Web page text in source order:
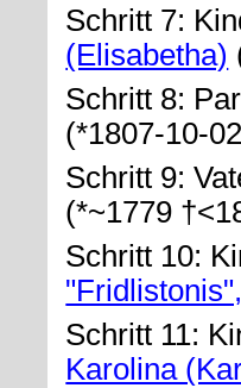
Schritt 7:
(Elisabetha)
Schritt 8:
(*1807-10-
Schritt 9:
(*~1779
Schritt 10:
Schritt 11:
Karolina